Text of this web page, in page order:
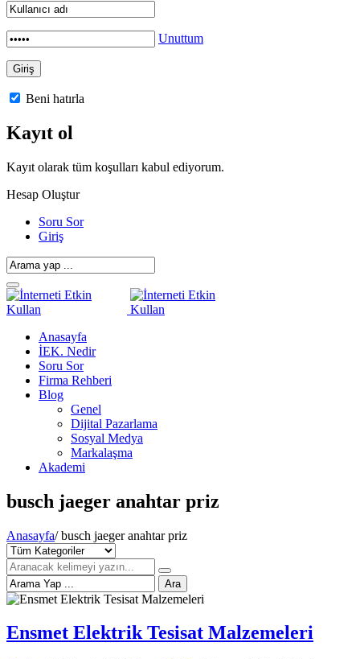
Unuttum
Beni hatırla
Kayıt ol
Kayıt olarak tüm koşulları kabul ediyorum.
Hesap Oluştur
Soru Sor
Giriş
Anasayfa
İEK. Nedir
Soru Sor
Firma Rehberi
Blog
Genel
Dijital Pazarlama
Sosyal Medya
Markalaşma
Akademi
busch jaeger anahtar priz
Anasayfa/ busch jaeger anahtar priz
Ara
Ensmet Elektrik Tesisat Malzemeleri